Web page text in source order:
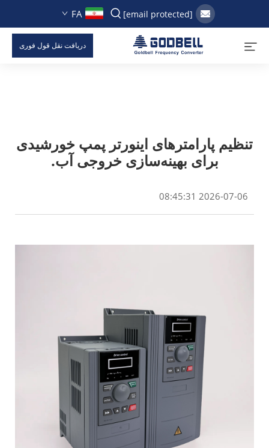
[email protected]
FA
دریافت نقل قول فوری
تنظیم پارامترهای اینورتر پمپ خورشیدی
برای بهینه‌سازی خروجی آب.
2026-07-06 08:45:31